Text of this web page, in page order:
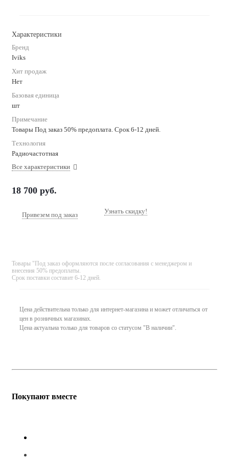
Характеристики
Бренд
Iviks
Хит продаж
Нет
Базовая единица
шт
Примечание
Товары Под заказ 50% предоплата. Срок 6-12 дней.
Технология
Радиочастотная
Все характеристики
18 700 руб.
Привезем под заказ Узнать скидку!
Товары "Под заказ оформляются после согласования с менеджером и
внесения 50% предоплаты.
Срок поставки составит 6-12 дней.
Цена действительна только для интернет-магазина и может отличаться от
цен в розничных магазинах.
Цена актуальна только для товаров со статусом "В наличии".
Покупают вместе